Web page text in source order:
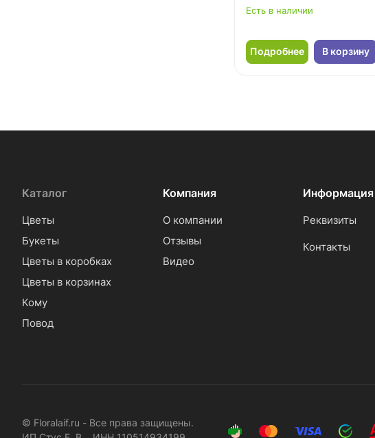
Есть в наличии
Подробнее В корзину
Каталог
Цветы
Букеты
Цветы в коробках
Цветы в корзинах
Кому
Повод
Компания
О компании
Отзывы
Видео
Информация
Реквизиты
Контакты
© Floralaif.ru - Все права защищены.